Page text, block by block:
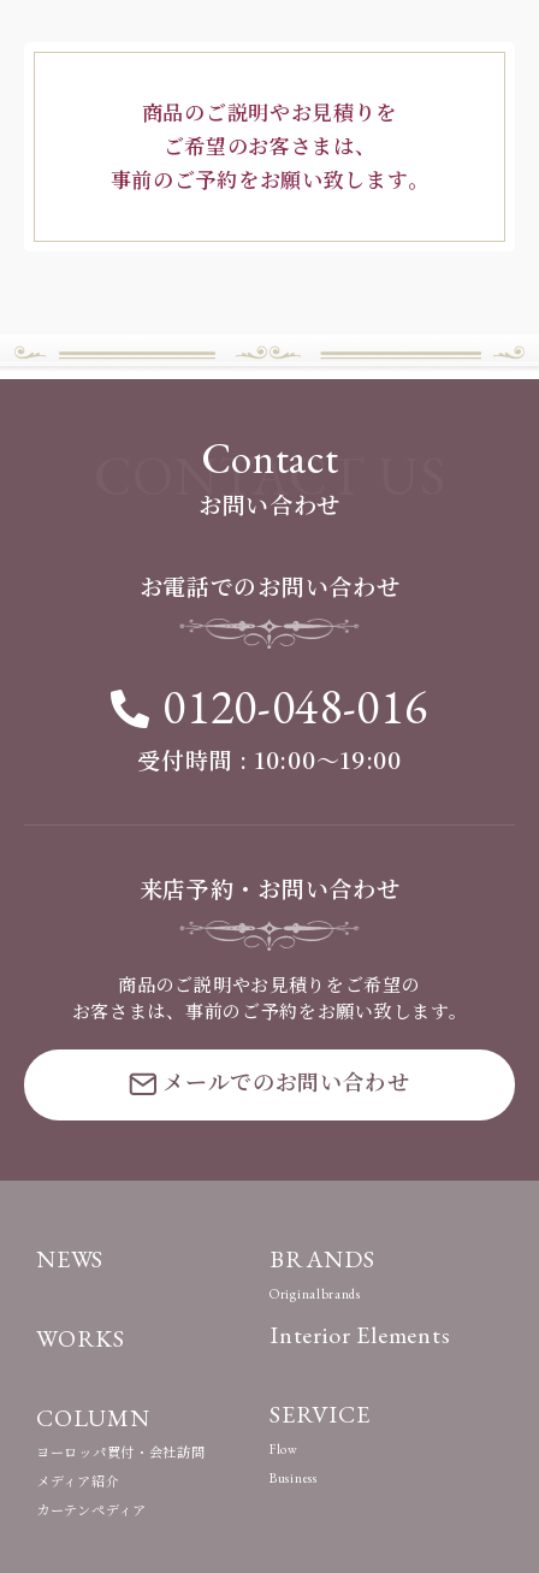
商品のご説明やお見積りを
ご希望のお客さまは、
事前のご予約をお願い致します。
Contact
お問い合わせ
CONTACT US
お電話でのお問い合わせ
0120-048-016
受付時間 : 10:00〜19:00
来店予約・お問い合わせ
商品のご説明やお見積りをご希望の
お客さまは、事前のご予約をお願い致します。
メールでのお問い合わせ
NEWS
WORKS
COLUMN
ヨーロッパ買付・会社訪問
メディア紹介
カーテンペディア
BRANDS
Originalbrands
Interior Elements
SERVICE
Flow
Business